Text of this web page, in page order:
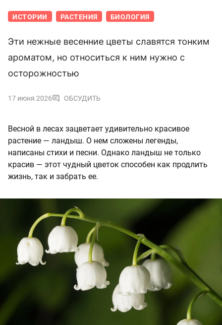
ИСТОРИИ РАСТЕНИЯ БИОЛОГИЯ
Эти нежные весенние цветы славятся тонким
ароматом, но относиться к ним нужно с
осторожностью
17 июня 2026 ОБСУДИТЬ
Весной в лесах зацветает удивительно красивое
растение — ландыш. О нем сложены легенды,
написаны стихи и песни. Однако ландыш не только
красив — этот чудный цветок способен как продлить
жизнь, так и забрать ее.